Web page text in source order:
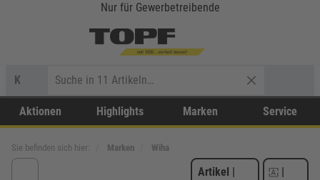
Nur für Gewerbetreibende
K
Aktionen Highlights Marken Service
Sie befinden sich hier: Marken Wiha
Artikel | |